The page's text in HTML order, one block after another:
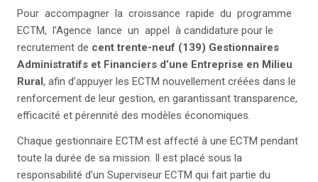
Pour accompagner la croissance rapide du programme
ECTM, l’Agence lance un appel à candidature pour le
recrutement de cent trente-neuf (139) Gestionnaires
Administratifs et Financiers d’une Entreprise en Milieu
Rural, afin d’appuyer les ECTM nouvellement créées dans le
renforcement de leur gestion, en garantissant transparence,
efficacité et pérennité des modèles économiques.
Chaque gestionnaire ECTM est affecté à une ECTM pendant
toute la durée de sa mission. Il est placé sous la
responsabilité d’un Superviseur ECTM qui fait partie du